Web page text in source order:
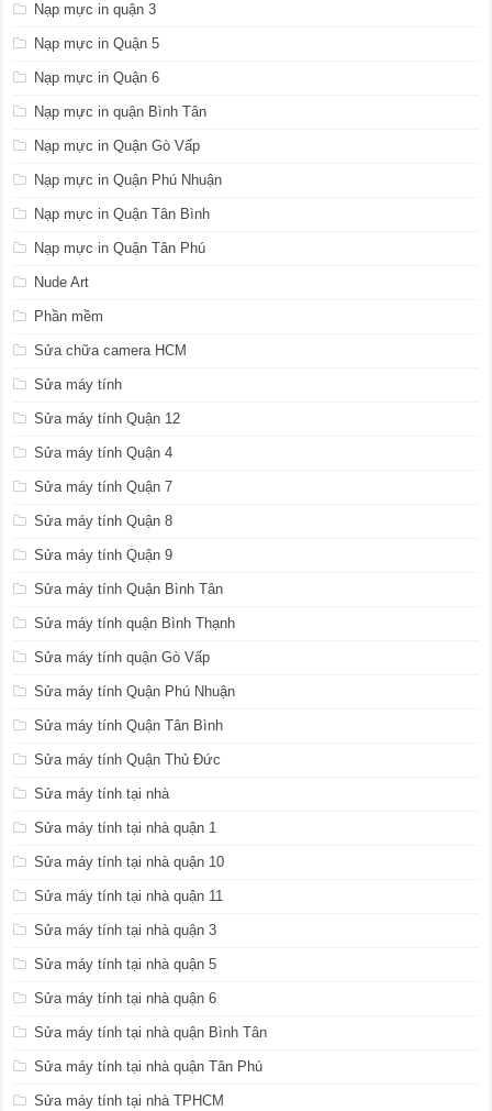
Nạp mực in quận 3
Nạp mực in Quận 5
Nạp mực in Quận 6
Nạp mực in quận Bình Tân
Nạp mực in Quận Gò Vấp
Nạp mực in Quận Phú Nhuận
Nạp mực in Quận Tân Bình
Nạp mực in Quận Tân Phú
Nude Art
Phần mềm
Sửa chữa camera HCM
Sửa máy tính
Sửa máy tính Quận 12
Sửa máy tính Quận 4
Sửa máy tính Quận 7
Sửa máy tính Quận 8
Sửa máy tính Quận 9
Sửa máy tính Quận Bình Tân
Sửa máy tính quận Bình Thạnh
Sửa máy tính quận Gò Vấp
Sửa máy tính Quận Phú Nhuận
Sửa máy tính Quận Tân Bình
Sửa máy tính Quận Thủ Đức
Sửa máy tính tại nhà
Sửa máy tính tại nhà quận 1
Sửa máy tính tại nhà quận 10
Sửa máy tính tại nhà quận 11
Sửa máy tính tại nhà quận 3
Sửa máy tính tại nhà quận 5
Sửa máy tính tại nhà quận 6
Sửa máy tính tại nhà quận Bình Tân
Sửa máy tính tại nhà quận Tân Phú
Sửa máy tính tại nhà TPHCM